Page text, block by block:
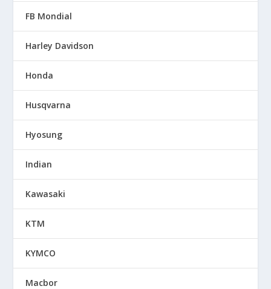
FB Mondial
Harley Davidson
Honda
Husqvarna
Hyosung
Indian
Kawasaki
KTM
KYMCO
Macbor